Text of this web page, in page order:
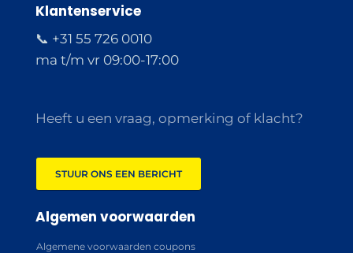
Klantenservice
📞 +31 55 726 0010
ma t/m vr 09:00-17:00
Heeft u een vraag, opmerking of klacht?
STUUR ONS EEN BERICHT
Algemen voorwaarden
Algemene voorwaarden coupons